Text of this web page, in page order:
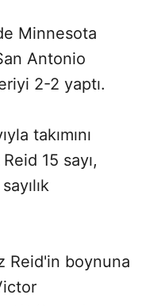
Minnesota
Antonio
2-2 yaptı.
takımını
15 sayı,
Reid'in boynuna